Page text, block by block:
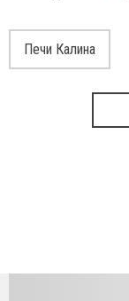
Печи Калина